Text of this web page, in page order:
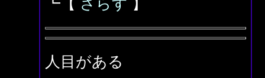
┗【 さらす 】
人目がある